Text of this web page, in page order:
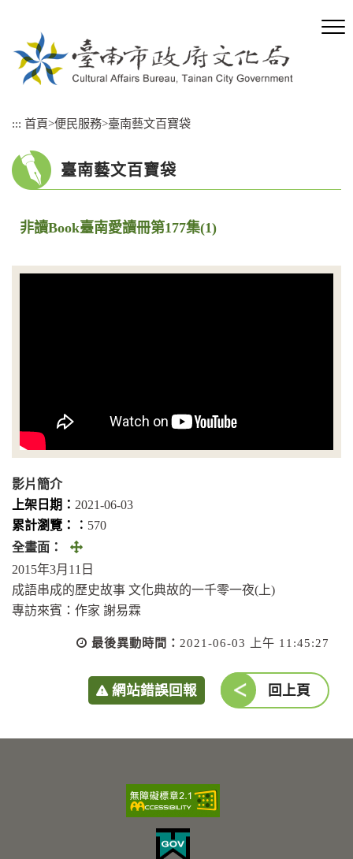
::: 首頁>便民服務>臺南藝文百寶袋
臺南藝文百寶袋
非讀Book臺南愛讀冊第177集(1)
影片簡介
上架日期： 2021-06-03
累計瀏覽：︰ 570
全畫面：
全
畫
面
(另
視
2015年3月11日
成語串成的歷史故事 文化典故的一千零一夜(上)
專訪來賓：作家 謝易霖
最後異動時間： 2021-06-03 上午 11:45:27
網站錯誤回報 回上頁